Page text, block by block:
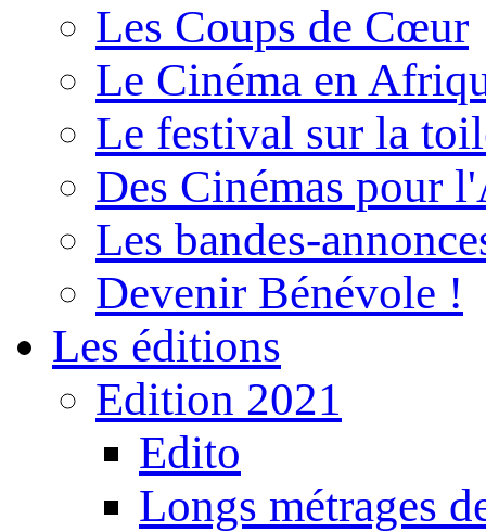
Les Coups de Cœur
Le Cinéma en
Le festival sur la
Des Cinémas pour
Les bandes-
Devenir Bénévole !
Les éditions
Edition 2021
Edito
Longs métrages